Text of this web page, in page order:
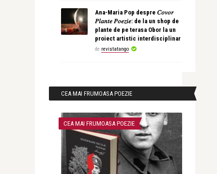
Ana-Maria Pop despre 𝐶𝑜𝑣𝑜𝑟
𝑃𝑙𝑎𝑛𝑡𝑒 𝑃𝑜𝑒𝑧𝑖𝑒: de la un shop de
plante de pe terasa Obor la un
proiect artistic interdisciplinar
de revistatango
CEA MAI FRUMOASA POEZIE
CEA MAI FRUMOASA POEZIE